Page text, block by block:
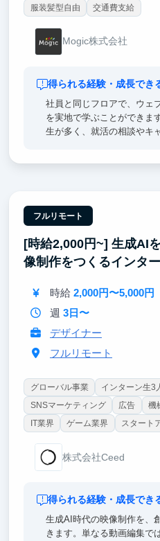
服装髪型自由
交通費支給
Mogic株式会社
得られる経験・成長でき
社員と同じフロアで、ウェ
を実地で学ぶことができま
生が多く、就活の相談やキ
フルリモート
[時給2,000円~] 生成AI
像制作をつくるインタ
時給 2,000円〜5,000円
週 3日〜
デザイナー
フルリモート
グローバル事業 インターン生3
SNSマーケティング
広告 機
IT業界
ゲーム業界 スタート
株式会社Ceed
得られる経験・成長でき
生成AI時代の映像制作を、
きます。単なる動画編集で